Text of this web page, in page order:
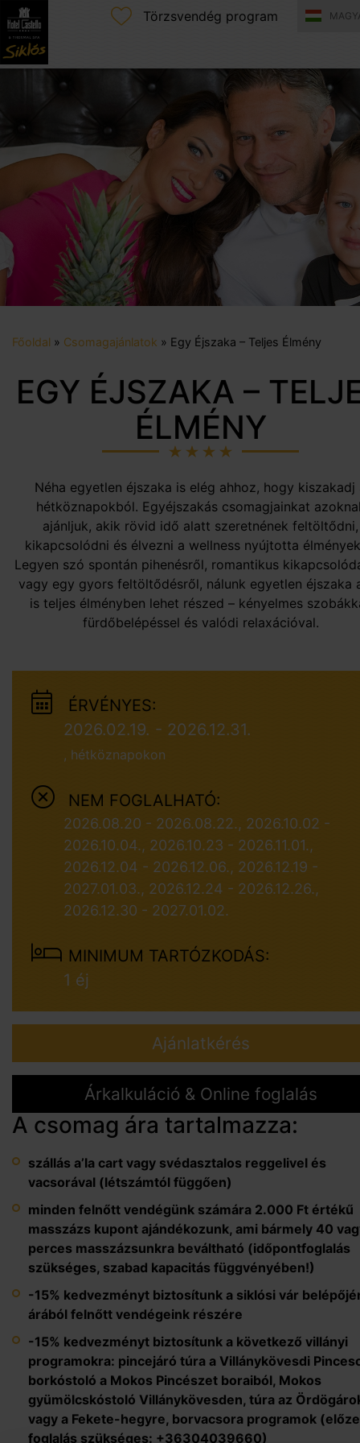
Törzsvendég program
Főoldal » Csomagajánlatok » Egy Éjszaka – Teljes Élmény
EGY ÉJSZAKA –
ÉLMÉNY
Néha egyetlen éjszaka is elég ahhoz, hogy kiszakadj
hétköznapokból. Egyéjszakás csomagjainkat
ajánljuk, akik rövid idő alatt szeretnének feltöltődni,
kikapcsolódni és élvezni a wellness nyújtotta
Legyen szó spontán pihenésről, romantikus
vagy egy gyors feltöltődésről, nálunk egyetlen éjszaka
is teljes élményben lehet részed – kényelmes
fürdőbelépéssel és valódi relaxációval.
ÉRVÉNYES:
2026.02.19. - 2026.12.31.
, hétköznapokon
NEM FOGLALHATÓ:
2026.08.20 - 2026.08.22., 2026.10.02 -
2026.10.04., 2026.10.23 - 2026.11.01.,
2026.12.04 - 2026.12.06., 2026.12.19 -
2027.01.03., 2026.12.24 - 2026.12.26.,
2026.12.30 - 2027.01.02.
MINIMUM TARTÓZKODÁS:
1 éj
Ajánlatkérés
Árkalkuláció & Online foglalás
A csomag ára tartalmazza:
szállás a’la cart vagy svédasztalos reggelivel és
vacsorával (létszámtól függően)
minden felnőtt vendégünk számára 2.000 Ft értékű
masszázs kupont ajándékozunk, ami bármely 40
perces masszázsunkra beváltható (időpontfoglalás
szükséges, szabad kapacitás függvényében!)
-15% kedvezményt biztosítunk a siklósi vár
árából felnőtt vendégeink részére
-15% kedvezményt biztosítunk a következő villányi
programokra: pincejáró túra a Villánykövesdi
borkóstoló a Mokos Pincészet boraiból, Mokos
gyümölcskóstoló Villánykövesden, túra az
vagy a Fekete-hegyre, borvacsora programok
foglalás szükséges: +36304039660)